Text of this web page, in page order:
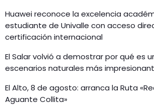
Huawei reconoce la excelencia
estudiante de Univalle con acceso
certificación internacional
El Salar volvió a demostrar por qué es
escenarios naturales más
El Alto, 8 de agosto: arranca la Ruta
Aguante Collita»